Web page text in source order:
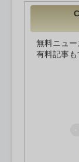
無料ニュ
有料記事